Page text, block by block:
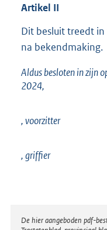
Artikel II
Dit besluit treedt
na bekendmaking.
Aldus besloten in zijn
2024,
, voorzitter
, griffier
Disclaimer
De hier aangeboden pdf-